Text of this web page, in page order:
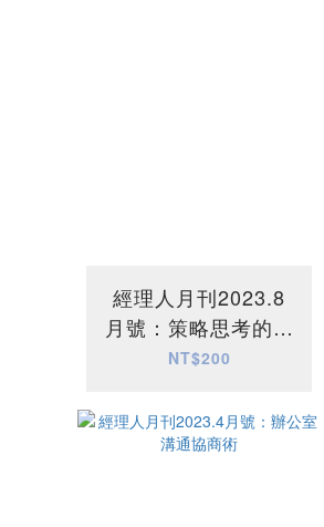
經理人月刊2023.8
月號：策略思考的技
術
NT$200